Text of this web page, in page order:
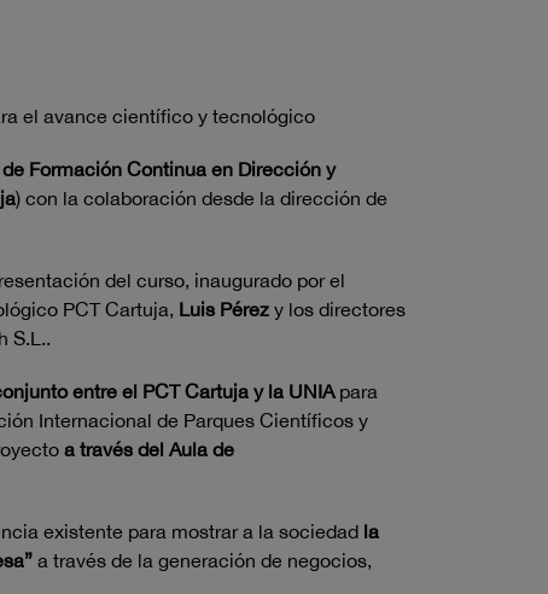
el avance científico y tecnológico
Formación Continua en Dirección y
) con la colaboración desde la dirección de
del curso, inaugurado por el
PCT Cartuja, Luis Pérez y los directores
S.L..
entre el PCT Cartuja y la UNIA para
Internacional de Parques Científicos y
a través del Aula de
existente para mostrar a la sociedad la
a través de la generación de negocios,